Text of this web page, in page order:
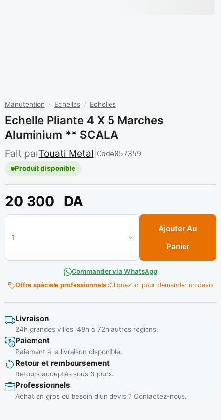
Manutention / Echelles / Echelles
Echelle Pliante 4 X 5 Marches
Aluminium ** SCALA
Fait parTouati Metal Code057359
Produit disponible
20 300 DA
quantité de Echelle pliante 4 x 5 marches aluminium ** SCALA
Ajouter Au
Panier
Commander via WhatsApp
Offre spéciale professionnels :Cliquez ici pour demander un devis
Livraison
24h grandes villes, 48h à 72h autres régions.
Paiement
Paiement à la livraison disponible.
Retour et remboursement
Retours acceptés sous 3 jours.
Professionnels
Achat en gros ou besoin d'un devis ? Contactez-nous.